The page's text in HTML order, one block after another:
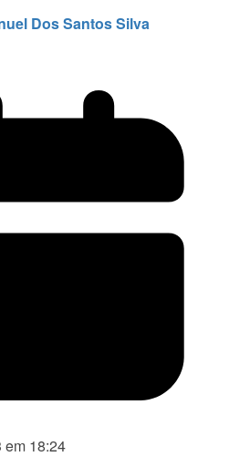
Dos Santos Silva
em 18:24